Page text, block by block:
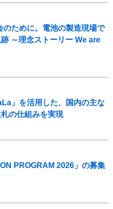
のために。電池の製造現場で
～理念ストーリー We are
」を活用した、国内の主な
の仕組みを実現
PROGRAM 2026」の募集